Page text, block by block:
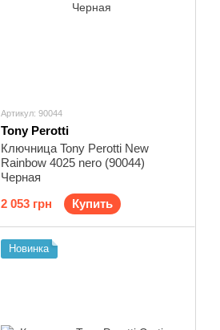
Артикул: 90044
Tony Perotti
Ключница Tony Perotti New
Rainbow 4025 nero (90044)
Черная
2 053 грн
Купить
Новинка